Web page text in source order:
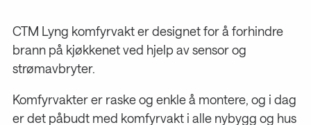
CTM Lyng komfyrvakt er designet for å forhindre
brann på kjøkkenet ved hjelp av sensor og
strømavbryter.
Komfyrvakter er raske og enkle å montere, og i dag
er det påbudt med komfyrvakt i alle nybygg og hus